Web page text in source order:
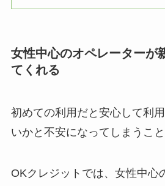
女性中心のオペレーターが
てくれる
初めての利用だと安心して利
いかと不安になってしまうこ
OKクレジットでは、女性中心